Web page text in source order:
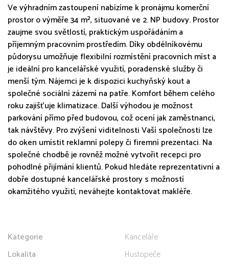
Ve výhradním zastoupení nabízíme k pronájmu komerční
prostor o výměře 34 m², situované ve 2. NP budovy. Prostor
zaujme svou světlostí, praktickým uspořádáním a
příjemným pracovním prostředím. Díky obdélníkovému
půdorysu umožňuje flexibilní rozmístění pracovních míst a
je ideální pro kancelářské využití, poradenské služby či
menší tým. Nájemci je k dispozici kuchyňský kout a
společné sociální zázemí na patře. Komfort během celého
roku zajišťuje klimatizace. Další výhodou je možnost
parkování přímo před budovou, což ocení jak zaměstnanci,
tak návštěvy. Pro zvýšení viditelnosti Vaší společnosti lze
do oken umístit reklamní polepy či firemní prezentaci. Na
společné chodbě je rovněž možné vytvořit recepci pro
pohodlné přijímání klientů. Pokud hledáte reprezentativní a
dobře dostupné kancelářské prostory s možností
okamžitého využití, neváhejte kontaktovat makléře.
Kategorie
Kanceláře
Lokalita
Hustopeče